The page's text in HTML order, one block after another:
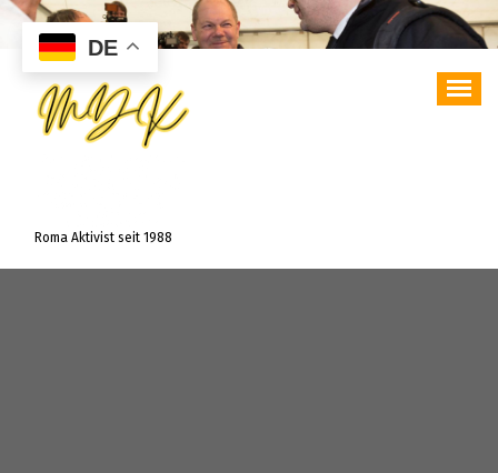
Zum
Inhalt
springen
Roma Aktivist seit 1988
DE